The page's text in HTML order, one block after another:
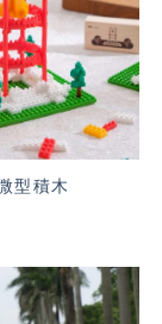
望輕
單」
型積木